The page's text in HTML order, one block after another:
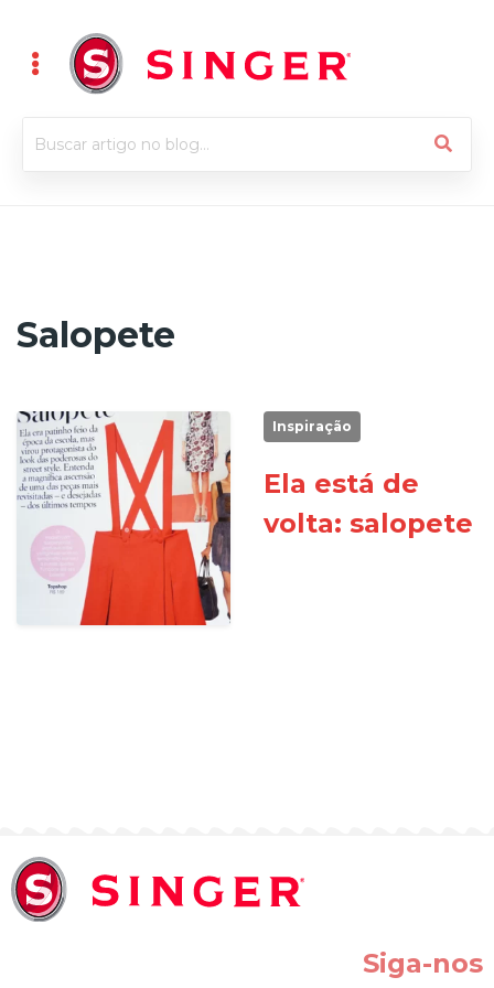
Salopete
Inspiração
Ela está de
volta: salopete
Siga-nos